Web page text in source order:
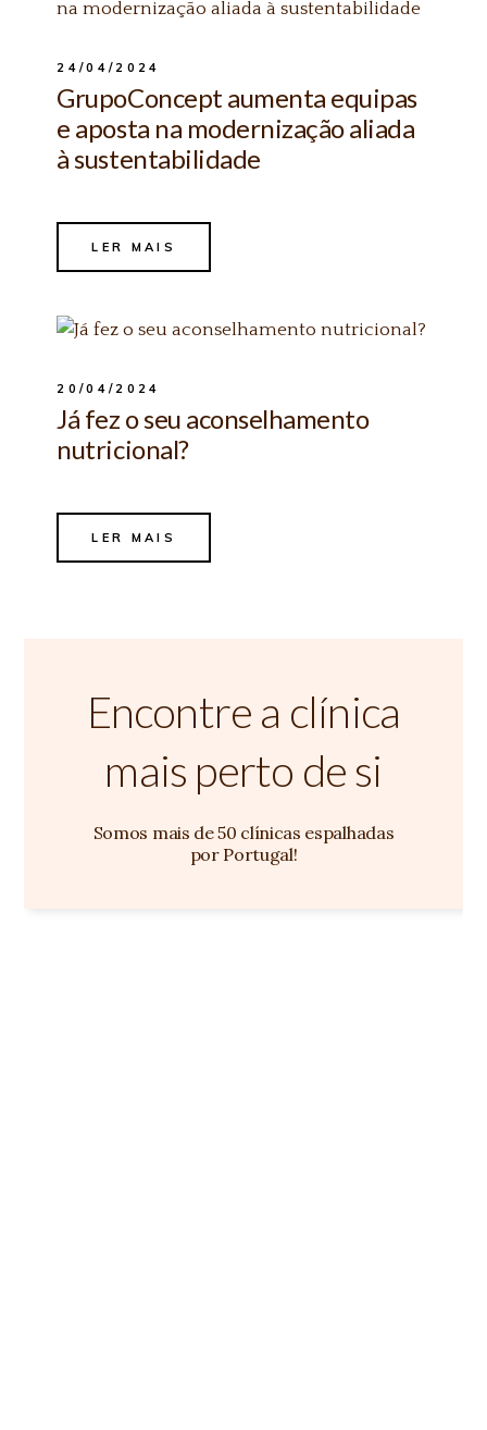
24/04/2024
GrupoConcept aumenta equipas
e aposta na modernização aliada
à sustentabilidade
LER MAIS
20/04/2024
Já fez o seu aconselhamento
nutricional?
LER MAIS
Encontre a clínica
mais perto de si
Somos mais de 50 clínicas espalhadas
por Portugal!